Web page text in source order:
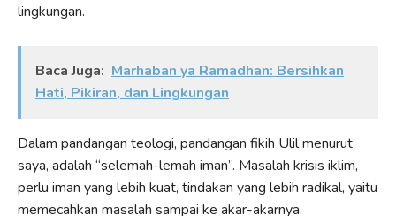
lingkungan.
Baca Juga: Marhaban ya Ramadhan: Bersihkan
Hati, Pikiran, dan Lingkungan
Dalam pandangan teologi, pandangan fikih Ulil menurut
saya, adalah “selemah-lemah iman”. Masalah krisis iklim,
perlu iman yang lebih kuat, tindakan yang lebih radikal, yaitu
memecahkan masalah sampai ke akar-akarnya.